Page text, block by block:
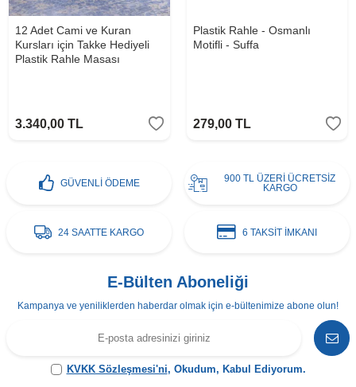
12 Adet Cami ve Kuran
Kursları için Takke Hediyeli
Plastik Rahle Masası
3.340,00 TL
Plastik Rahle - Osmanlı
Motifli - Suffa
279,00TL
GÜVENLİ ÖDEME
900 TL ÜZERİ ÜCRETSİZ
KARGO
24 SAATTE KARGO 6 TAKSİT İMKANI
E-Bülten Aboneliği
Kampanya ve yeniliklerden haberdar olmak için e-bültenimize abone olun!
KVKK Sözleşmesi'ni, Okudum, Kabul Ediyorum.